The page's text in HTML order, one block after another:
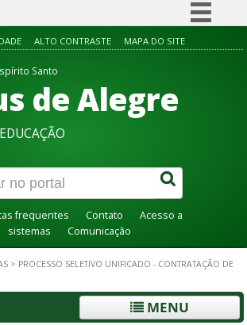
Simplifique!
Acesso à informação
Canais
ALTO CONTRASTE MAPA DO SITE
Santo
de Alegre
frequentes Contato
Acesso a
sistemas
Comunicação
> PROCESSO SELETIVO UNIFICADO - CONTRATAÇÃO DE
MENU